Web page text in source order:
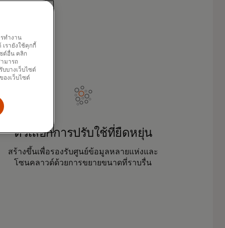
ตัวเลือกการปรับใช้ที่ยืดหยุ่น
สร้างขึ้นเพื่อรองรับศูนย์ข้อมูลหลายแห่งและ
โซนคลาวด์ด้วยการขยายขนาดที่ราบรื่น
ทำงาน
รายังใช้คุกกี้
ต์อื่น คลิก
มารถ
บางเว็บไซต์
องเว็บไซต์